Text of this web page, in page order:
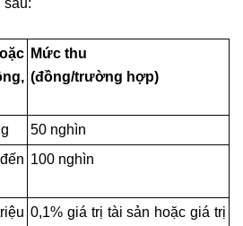
sau:
Mức thu
(đồng/trường hợp)
50 nghìn
100 nghìn
0,1% giá trị tài sản hoặc giá trị